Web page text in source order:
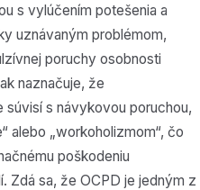
s vylúčením potešenia a
uznávaným problémom,
poruchy osobnosti
naznačuje, že
s návykovou poruchou,
alebo „workoholizmom“, čo
poškodeniu
Zdá sa, že OCPD je jedným z